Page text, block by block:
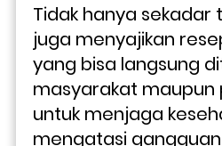
Tidak hanya sekadar
juga menyajikan
yang bisa langsung
masyarakat maupun
untuk menjaga
mengatasi